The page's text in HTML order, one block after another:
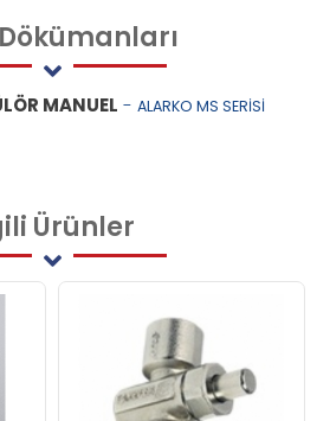
Dökümanları
MANUEL - ALARKO MS SERİSİ
Ürünler